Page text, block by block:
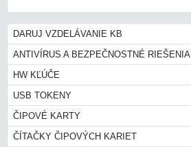
DARUJ VZDELÁVANIE KB
ANTIVÍRUS A BEZPEČNOSTNÉ RIEŠENIA
HW KĽÚČE
USB TOKENY
ČIPOVÉ KARTY
ČÍTAČKY ČIPOVÝCH KARIET